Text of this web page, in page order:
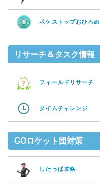
ポケストップおひろめ
リサーチ＆タスク情報
フィールドリサーチ
タイムチャレンジ
GOロケット団対策
したっぱ攻略